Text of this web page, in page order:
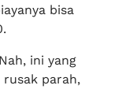
bisa
ini yang
parah,